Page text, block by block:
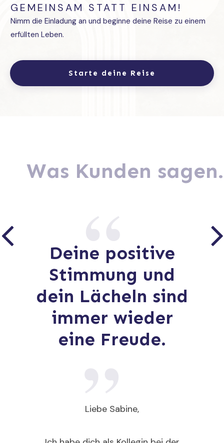
GEMEINSAM STATT EINSAM!
Nimm die Einladung an und beginne deine Reise zu einem
erfüllten Leben.
Starte deine Reise
Was Kunden sagen.
Deine positive
Stimmung und
dein Lächeln sind
immer wieder
eine Freude.
Liebe Sabine,